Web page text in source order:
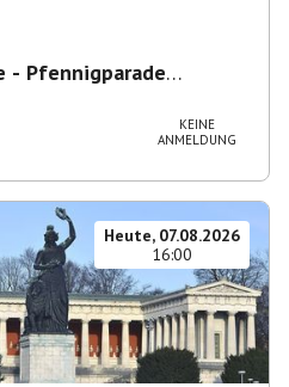
- Pfennigparade
KEINE
ANMELDUNG
Heute, 07.08.2026
16:00